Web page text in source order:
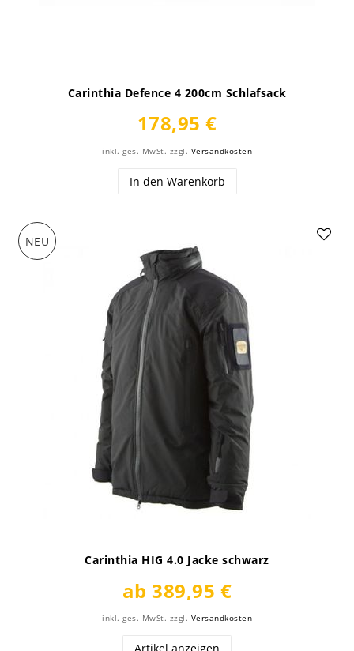
Carinthia Defence 4 200cm Schlafsack
178,95 €
inkl. ges. MwSt. zzgl. Versandkosten
In den Warenkorb
NEU
Carinthia HIG 4.0 Jacke schwarz
ab 389,95 €
inkl. ges. MwSt. zzgl. Versandkosten